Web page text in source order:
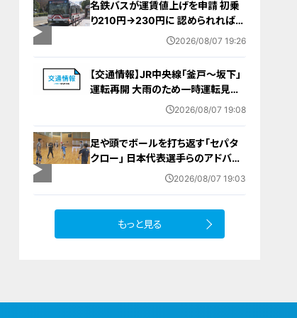
名鉄バスが運賃値上げを申請 初乗
り210円→230円に 認められれば
12月から全路線で平均1割程度の値
2026/08/07 19:26
【交通情報】JR中央線「釜戸～坂下」
運転再開 大雨のため一時運転見合
2026/08/07 19:08
足や頭でボールを打ち返す｢セパタ
クロー｣ 日本代表選手らのアドバイ
ス受けて子どもたちが挑戦 愛知･北
2026/08/07 19:03
もっと見る